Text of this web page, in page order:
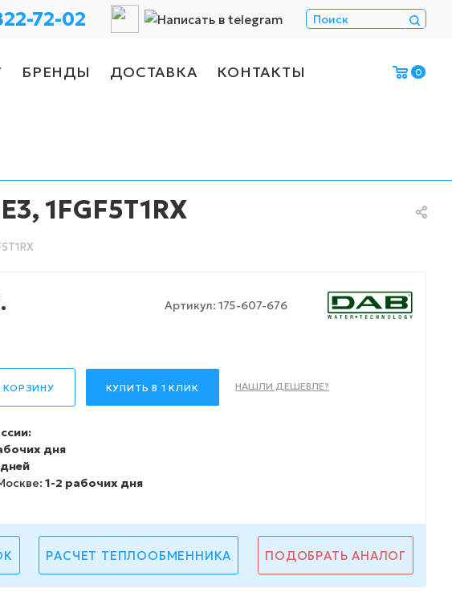
72-02
БРЕНДЫ ДОСТАВКА КОНТАКТЫ 0
1FGF5T1RX
Артикул: 175-607-676
КОРЗИНУ КУПИТЬ В 1 КЛИК НАШЛИ ДЕШЕВЛЕ?
дня
1-2 рабочих дня
РАСЧЕТ ТЕПЛООБМЕННИКА ПОДОБРАТЬ АНАЛОГ